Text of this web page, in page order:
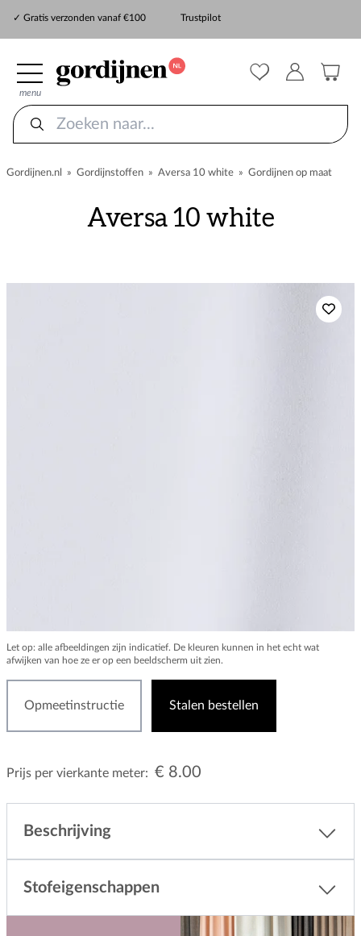
✓ Gratis verzonden vanaf €100
Trustpilot
menu
Gordijnen.nl » Gordijnstoffen » Aversa 10 white » Gordijnen op maat
Aversa 10 white
Let op: alle afbeeldingen zijn indicatief. De kleuren kunnen in het echt wat
afwijken van hoe ze er op een beeldscherm uit zien.
Opmeetinstructie Stalen bestellen
Prijs per vierkante meter: € 8.00
Beschrijving
Stofeigenschappen